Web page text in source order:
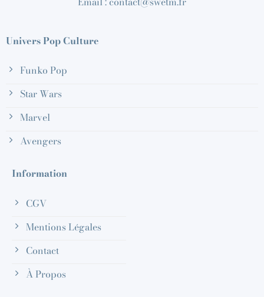
Univers Pop Culture
Funko Pop
Star Wars
Marvel
Avengers
Information
CGV
Mentions Légales
Contact
À Propos